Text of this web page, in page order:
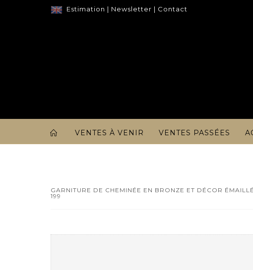
Estimation | Newsletter | Contact
VENTES À VENIR VENTES PASSÉES
GARNITURE DE CHEMINÉE EN BRONZE ET DÉCOR
199